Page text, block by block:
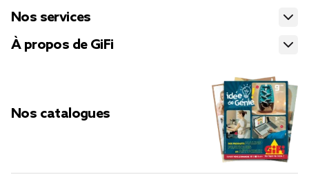
Nos services
À propos de GiFi
Nos catalogues